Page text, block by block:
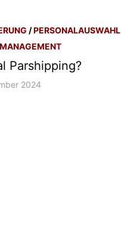
/PERSONALAUSWAHL
Parshipping?
2024